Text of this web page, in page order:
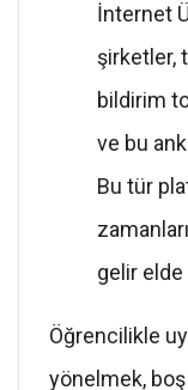
İnternet
şirketler,
bildirim
ve bu
Bu tür
gelir
Öğrencilikle
yönelmek, boş